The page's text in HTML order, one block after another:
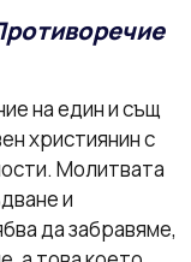
на един и същ
християнин с
Молитвата
и
да забравяме,